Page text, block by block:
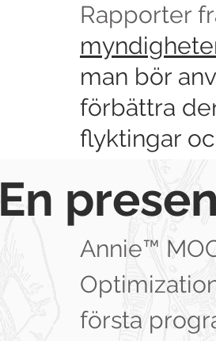
Rapporter
man bör
förbättra
flyktingar
En
Annie™
första